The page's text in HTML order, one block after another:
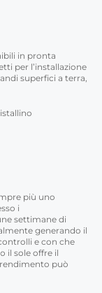
in pronta
per l’installazione
superfici a terra,
più uno
i
settimane di
generando il
e con che
il sole offre il
può